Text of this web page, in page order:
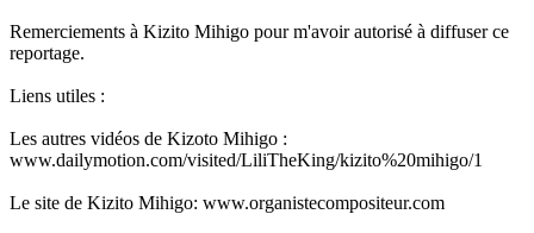
Remerciements à Kizito Mihigo pour m'avoir autorisé à diffuser ce
reportage.
Liens utiles :
Les autres vidéos de Kizoto Mihigo :
www.dailymotion.com/visited/LiliTheKing/kizito%20mihigo/1
Le site de Kizito Mihigo: www.organistecompositeur.com